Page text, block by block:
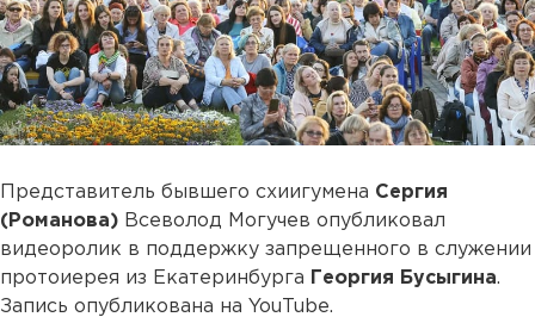
Представитель бывшего схиигумена Сергия
(Романова) Всеволод Могучев опубликовал
видеоролик в поддержку запрещенного в служении
протоиерея из Екатеринбурга Георгия Бусыгина.
Запись опубликована на YouTube.